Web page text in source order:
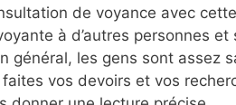
de voyance avec
à d’autres personnes et
les gens sont assez
vos devoirs et vos